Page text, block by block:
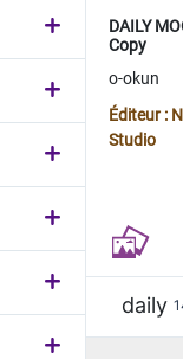
DAILY
Copy
o-okun
Éditeur :
Studio
daily